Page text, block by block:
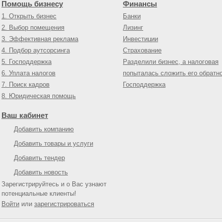
Помощь бизнесу
1. Открыть бизнес
2. Выбор помещения
3. Эффективная реклама
4. Подбор аутсорсинга
5. Господдержка
6. Уплата налогов
7. Поиск кадров
8. Юридическая помощь
Финансы
Банки
Лизинг
Инвестиции
Страхование
Разделили бизнес, а налоговая
попыталась сложить его
Господдержка
Ваш кабинет
Добавить компанию
Добавить товары и услуги
Добавить тендер
Добавить новость
Зарегистрируйтесь и о Вас узнают
потенциальные клиенты!
Войти или зарегистрироваться